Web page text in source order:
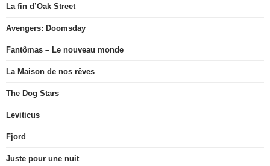
La fin d’Oak Street
Avengers: Doomsday
Fantômas – Le nouveau monde
La Maison de nos rêves
The Dog Stars
Leviticus
Fjord
Juste pour une nuit